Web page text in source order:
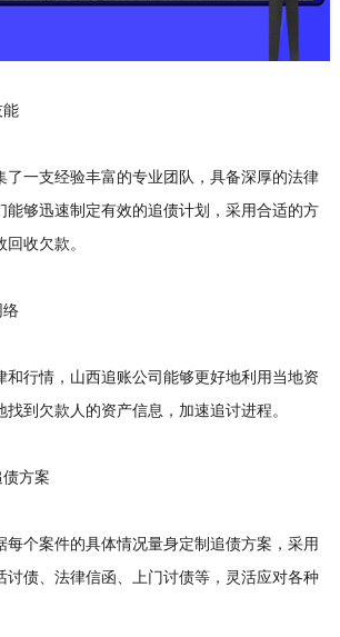
一支经验丰富的专业团队，具备深厚的法律
能够迅速制定有效的追债计划，采用合适的方
收欠款。
行情，山西追账公司能够更好地利用当地资
到欠款人的资产信息，加速追讨进程。
方案
个案件的具体情况量身定制追债方案，采用
讨债、法律信函、上门讨债等，灵活应对各种